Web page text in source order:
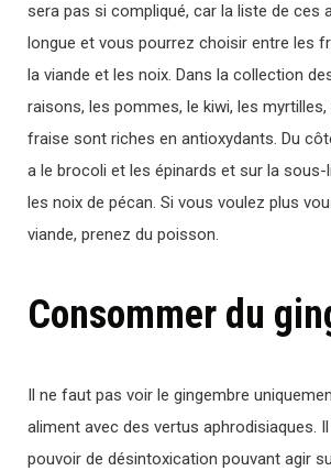
sera pas si compliqué, car la liste de ces
longue et vous pourrez choisir entre les
la viande et les noix. Dans la collection
raisons, les pommes, le kiwi, les
fraise sont riches en antioxydants. Du
a le brocoli et les épinards et sur la sous-
les noix de pécan. Si vous voulez plus
viande, prenez du poisson.
Consommer du
Il ne faut pas voir le gingembre
aliment avec des vertus aphrodisiaques.
pouvoir de désintoxication pouvant agir